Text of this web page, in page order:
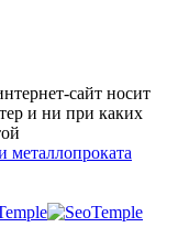
сайт носит
и ни при каких
металлопроката